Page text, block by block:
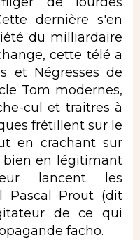
dernière s'en
du milliardaire
cette télé a
et Négresses de
Tom modernes,
cul et traitres à
frétillent sur le
en crachant sur
bien en légitimant
lancent les
Pascal Prout (dit
de ce qui
facho.